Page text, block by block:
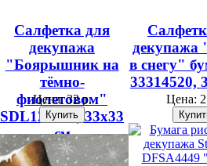
Салфетка для
декупажа
"Боярышник на
тёмно-
фиолетовом"
SDL123400, 33х33
см
Цена:32 р.
в снегу"
33314520,
Цена: